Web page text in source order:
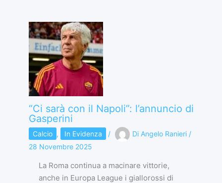
“Ci sarà con il Napoli”: l’annuncio di
Gasperini
Calcio , In Evidenza / Di Angelo Ranieri /
28 Novembre 2025
La Roma continua a macinare vittorie,
anche in Europa League i giallorossi di